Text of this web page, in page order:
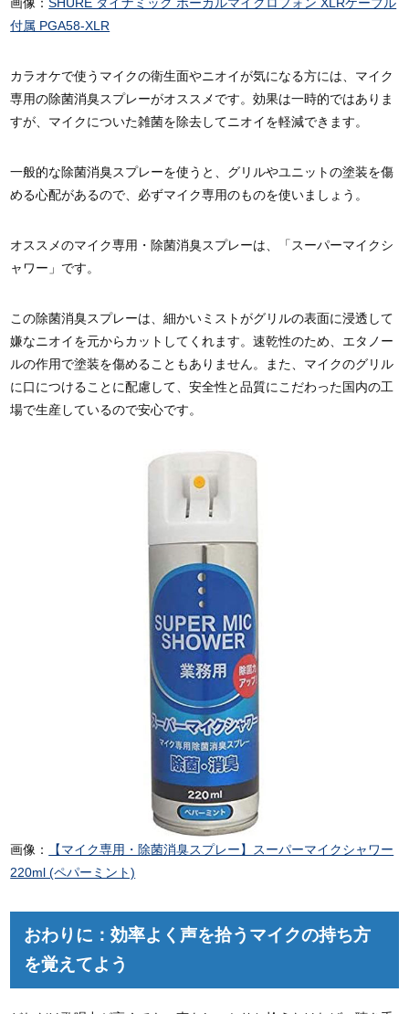
付属 PGA58-XLR
カラオケで使うマイクの衛生面やニオイが気になる方には、マイク
専用の除菌消臭スプレーがオススメです。効果は一時的ではありま
すが、マイクについた雑菌を除去してニオイを軽減できます。
一般的な除菌消臭スプレーを使うと、グリルやユニットの塗装を傷
める心配があるので、必ずマイク専用のものを使いましょう。
オススメのマイク専用・除菌消臭スプレーは、「スーパーマイクシ
ャワー」です。
この除菌消臭スプレーは、細かいミストがグリルの表面に浸透して
嫌なニオイを元からカットしてくれます。速乾性のため、エタノー
ルの作用で塗装を傷めることもありません。また、マイクのグリル
に口につけることに配慮して、安全性と品質にこだわった国内の工
場で生産しているので安心です。
画像：
【マイク専用・除菌消臭スプレー】スーパーマイクシャワー
220ml (ペパーミント)
おわりに：効率よく声を拾うマイクの持ち方
を覚えてよう